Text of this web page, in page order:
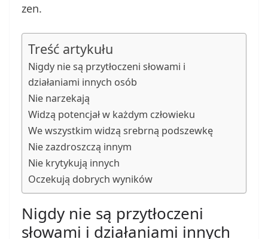
zen.
Treść artykułu
Nigdy nie są przytłoczeni słowami i
działaniami innych osób
Nie narzekają
Widzą potencjał w każdym człowieku
We wszystkim widzą srebrną podszewkę
Nie zazdroszczą innym
Nie krytykują innych
Oczekują dobrych wyników
Nigdy nie są przytłoczeni
słowami i działaniami innych